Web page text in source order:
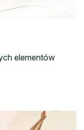
elementów